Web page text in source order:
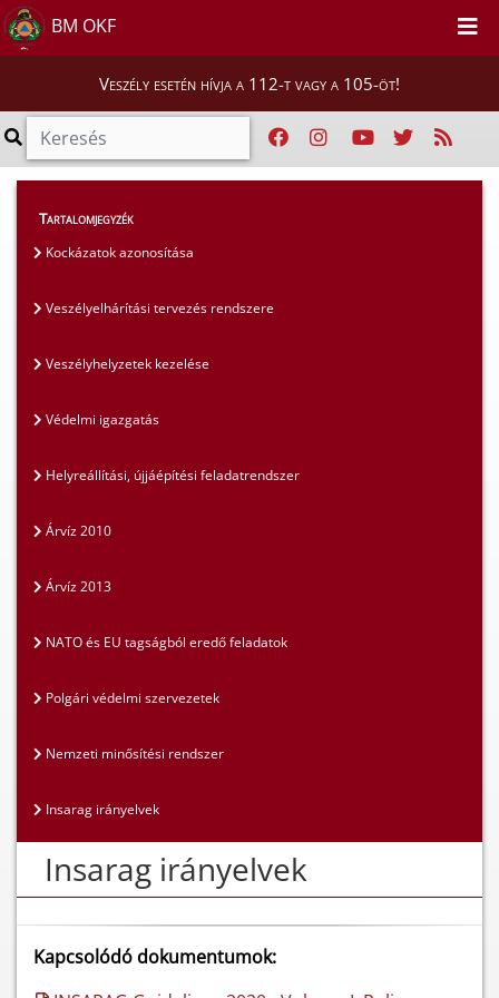
BM OKF
Veszély esetén hívja a 112-t vagy a 105-öt!
Szakmai tájékoztatók
Polgári védelmi szakterület
Tartalomjegyzék
Kockázatok azonosítása
Veszélyelhárítási tervezés rendszere
Veszélyhelyzetek kezelése
Védelmi igazgatás
Helyreállítási, újjáépítési feladatrendszer
Árvíz 2010
Árvíz 2013
NATO és EU tagságból eredő feladatok
Polgári védelmi szervezetek
Nemzeti minősítési rendszer
Insarag irányelvek
Insarag irányelvek
Kapcsolódó dokumentumok: